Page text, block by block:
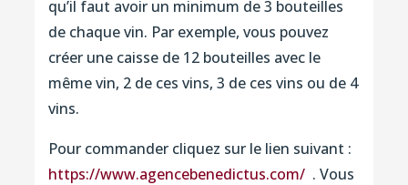
qu’il faut avoir un minimum de 3 bouteilles
de chaque vin. Par exemple, vous pouvez
créer une caisse de 12 bouteilles avec le
même vin, 2 de ces vins, 3 de ces vins ou de 4
vins.
Pour commander cliquez sur le lien suivant :
https://www.agencebenedictus.com/. Vous